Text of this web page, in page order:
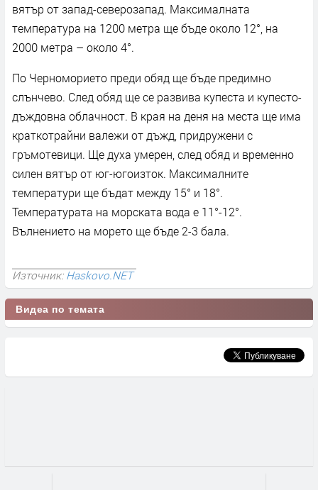
вятър от запад-северозапад. Максималната
температура на 1200 метра ще бъде около 12°, на
2000 метра – около 4°.
По Черноморието преди обяд ще бъде предимно
слънчево. След обяд ще се развива купеста и купесто-
дъждовна облачност. В края на деня на места ще има
краткотрайни валежи от дъжд, придружени с
гръмотевици. Ще духа умерен, след обяд и временно
силен вятър от юг-югоизток. Максималните
температури ще бъдат между 15° и 18°.
Температурата на морската вода е 11°-12°.
Вълнението на морето ще бъде 2-3 бала.
Източник:Haskovo.NET
Видеа по темата